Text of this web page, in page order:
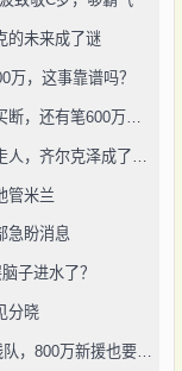
的未来成了谜
万，这事靠谱吗？
管米兰
急盼消息
子进水了？
分晓
卡里克亲自点将！15岁“小梅西”合练曼联一线队，800万新援也要露脸